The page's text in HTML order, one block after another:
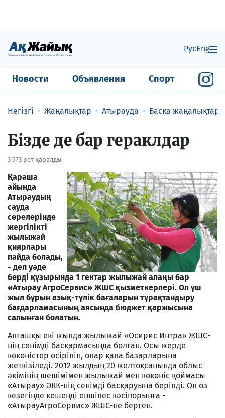
РусEng
Новости Объявления Спорт
Негізгі Жаңалықтар Атырауда Басқа жаңалықтар
Бізде де бар гераклдар
3 973 рет қаралды
Қараша
айында
Атыраудың
сауда
сөрелерінде
жергілікті
жылыжай
қиярлары
пайда болады,
- деп уәде
берді құзырында 1 гектар жылыжай алаңы бар
«Атырау АгроСервис» ЖШС қызметкерлері. Ол үш
жыл бұрын азық-түлік бағаларын тұрақтандыру
бағдарламасының аясында бюджет қаржысына
салынған болатын.
Алғашқы екі жылда жылыжай «Осирис Интра» ЖШС-
нің сенімді басқармасында болған. Осы жерде
көкөністер өсіріліп, олар қала базарларына
жеткізіледі. 2012 жылдың 20 желтоқсанында облыс
әкімінің шешімімен жылыжай мен көкөніс қоймасы
«Атырау» ӘКК-нің сенімді басқаруына берілді. Ол өз
кезегінде кешенді еншілес кәсіпорынға -
«АтырауАгроСервис» ЖШС-не берген.